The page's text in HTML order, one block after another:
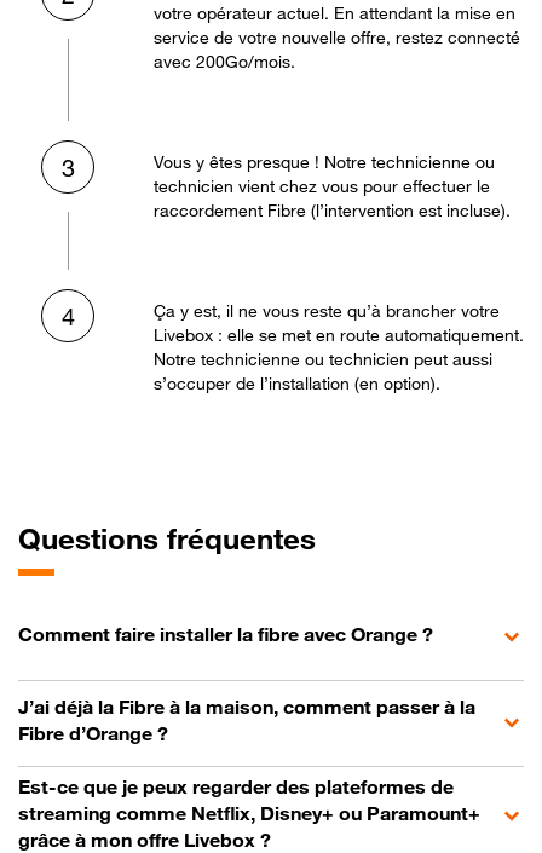
votre opérateur actuel. En attendant la mise en
service de votre nouvelle offre, restez connecté
avec 200Go/mois.
3
Vous y êtes presque ! Notre technicienne ou
technicien vient chez vous pour effectuer le
raccordement Fibre (l’intervention est incluse).
4
Ça y est, il ne vous reste qu’à brancher votre
Livebox : elle se met en route automatiquement.
Notre technicienne ou technicien peut aussi
s’occuper de l’installation (en option).
Questions fréquentes
Comment faire installer la fibre avec Orange ?
J’ai déjà la Fibre à la maison, comment passer à la
Fibre d’Orange ?
Est-ce que je peux regarder des plateformes de
streaming comme Netflix, Disney+ ou Paramount+
grâce à mon offre Livebox ?